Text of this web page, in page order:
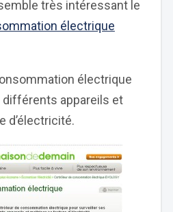
très intéressant le
électrique
électrique
appareils et
d’électricité.